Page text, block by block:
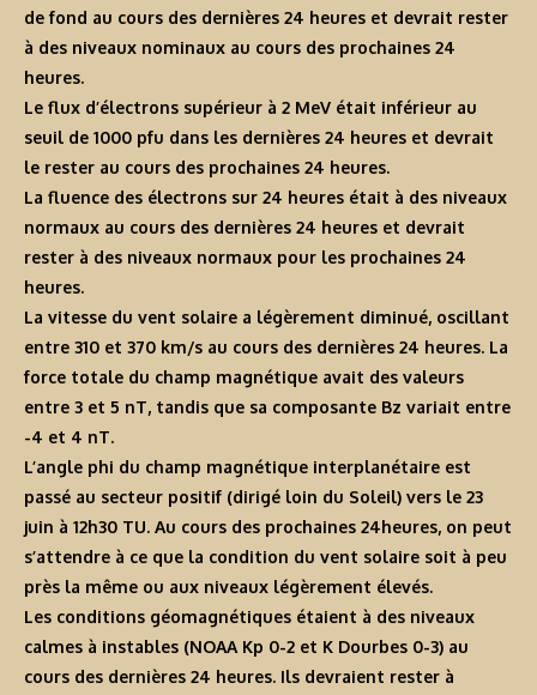
de fond au cours des dernières 24 heures et devrait rester
à des niveaux nominaux au cours des prochaines 24
heures.
Le flux d’électrons supérieur à 2 MeV était inférieur au
seuil de 1000 pfu dans les dernières 24 heures et devrait
le rester au cours des prochaines 24 heures.
La fluence des électrons sur 24 heures était à des niveaux
normaux au cours des dernières 24 heures et devrait
rester à des niveaux normaux pour les prochaines 24
heures.
La vitesse du vent solaire a légèrement diminué, oscillant
entre 310 et 370 km/s au cours des dernières 24 heures. La
force totale du champ magnétique avait des valeurs
entre 3 et 5 nT, tandis que sa composante Bz variait entre
-4 et 4 nT.
L’angle phi du champ magnétique interplanétaire est
passé au secteur positif (dirigé loin du Soleil) vers le 23
juin à 12h30 TU. Au cours des prochaines 24heures, on peut
s’attendre à ce que la condition du vent solaire soit à peu
près la même ou aux niveaux légèrement élevés.
Les conditions géomagnétiques étaient à des niveaux
calmes à instables (NOAA Kp 0-2 et K Dourbes 0-3) au
cours des dernières 24 heures. Ils devraient rester à